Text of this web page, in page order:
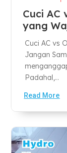
Cuci AC
yang
Cuci AC vs
Jangan
Padahal,...
Read More